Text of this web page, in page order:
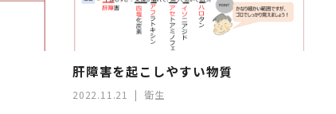
肝障害を起こしやすい物質
2022.11.21 衛生